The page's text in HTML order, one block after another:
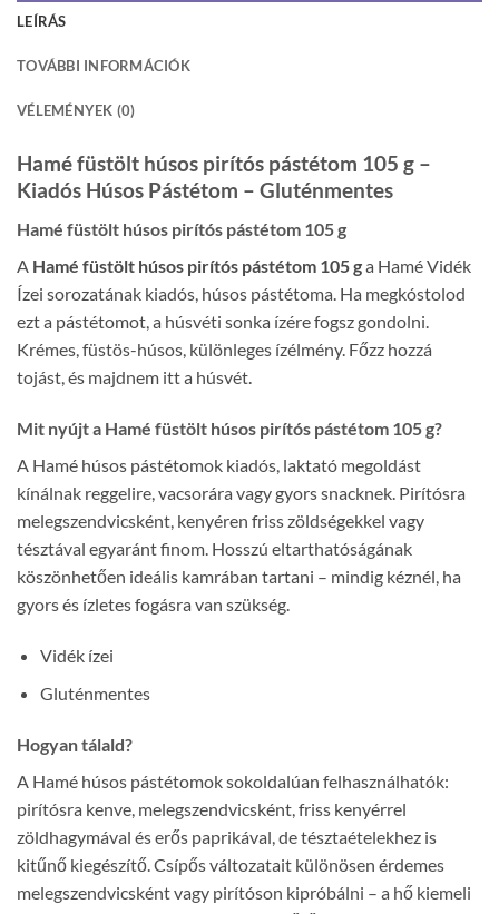
LEÍRÁS
TOVÁBBI INFORMÁCIÓK
VÉLEMÉNYEK (0)
Hamé füstölt húsos pirítós pástétom 105 g –
Kiadós Húsos Pástétom – Gluténmentes
Hamé füstölt húsos pirítós pástétom 105 g
A Hamé füstölt húsos pirítós pástétom 105 ga Hamé Vidék
Ízei sorozatának kiadós, húsos pástétoma. Ha megkóstolod
ezt a pástétomot, a húsvéti sonka ízére fogsz gondolni.
Krémes, füstös-húsos, különleges ízélmény. Főzz hozzá
tojást, és majdnem itt a húsvét.
Mit nyújt a Hamé füstölt húsos pirítós pástétom 105 g?
A Hamé húsos pástétomok kiadós, laktató megoldást
kínálnak reggelire, vacsorára vagy gyors snacknek. Pirítósra
melegszendvicsként, kenyéren friss zöldségekkel vagy
tésztával egyaránt finom. Hosszú eltarthatóságának
köszönhetően ideális kamrában tartani – mindig kéznél, ha
gyors és ízletes fogásra van szükség.
Vidék ízei
Gluténmentes
Hogyan tálald?
A Hamé húsos pástétomok sokoldalúan felhasználhatók:
pirítósra kenve, melegszendvicsként, friss kenyérrel
zöldhagymával és erős paprikával, de tésztaételekhez is
kitűnő kiegészítő. Csípős változatait különösen érdemes
melegszendvicsként vagy pirítóson kipróbálni – a hő kiemeli